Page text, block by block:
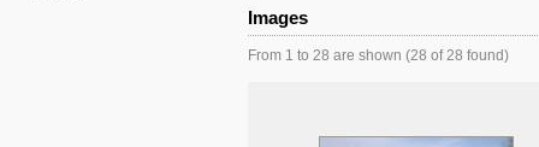
Images
From 1 to 28 are shown (28 of 28 found)